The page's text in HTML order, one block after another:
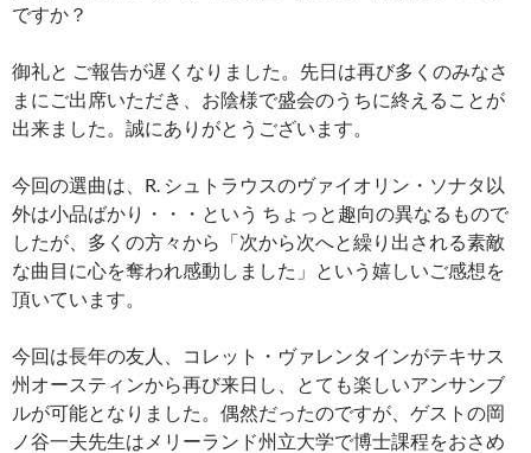
ですか？
御礼と ご報告が遅くなりました。先日は再び多くのみなさ
まにご出席いただき、お陰様で盛会のうちに終えることが
出来ました。誠にありがとうございます。
今回の選曲は、R. シュトラウスのヴァイオリン・ソナタ以
外は小品ばかり・・・という ちょっと趣向の異なるもので
したが、多くの方々から「次から次へと繰り出される素敵
な曲目に心を奪われ感動しました」という嬉しいご感想を
頂いています。
今回は長年の友人、コレット・ヴァレンタインがテキサス
州オースティンから再び来日し、とても楽しいアンサンブ
ルが可能となりました。偶然だったのですが、ゲストの岡
ノ谷一夫先生はメリーランド州立大学で博士課程をおさめ